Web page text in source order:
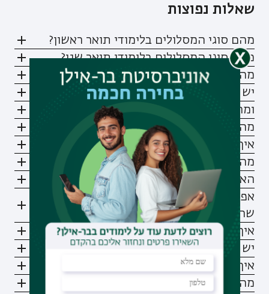
שאלות נפוצות
מהם סוגי המסלולים בלימודי תואר ראשון?
מהם סוגי המסלולים בלימודי תואר שני?
מהי שנת הלימודים האקדמית?
יש קורסי אנגלית כחלק מהתואר?
ומה לגבי עברית?
מהי "שעה סמסטריאלית"?
איך בונים מערכת שעות?
מה זה סילבוס ואיפה רואים אותו?
האם ניתן ללמוד חלק מהקורסים מרחוק?
אפשר לשנות תואר או תוכנית לימודים אחרי
שהתחלתי?
איך יודעים כמה משלמים על הלימודים?
יש מלגות?
איך מתקבלים ללימודי תואר ראשון?
מהם מועדי ההרשמה ללימודים לתואר?